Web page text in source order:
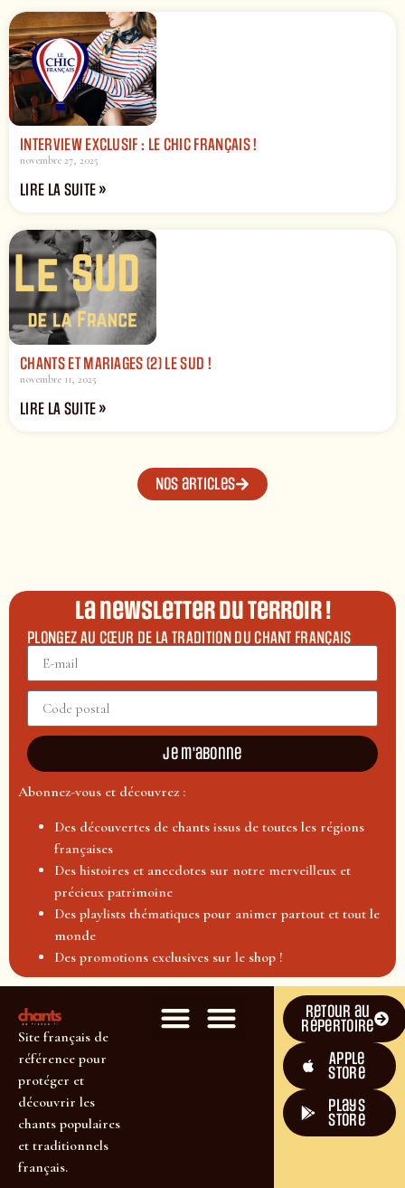
INTERVIEW EXCLUSIF : LE CHIC FRANÇAIS !
novembre 27, 2025
LIRE LA SUITE »
CHANTS ET MARIAGES (2) LE SUD !
novembre 11, 2025
LIRE LA SUITE »
Nos articles
La newsletter du terroir !
PLONGEZ AU CŒUR DE LA TRADITION DU CHANT FRANÇAIS
Je m'abonne
Abonnez-vous et découvrez :
Des découvertes de chants issus de toutes les régions
françaises
Des histoires et anecdotes sur notre merveilleux et
précieux patrimoine
Des playlists thématiques pour animer partout et tout le
monde
Des promotions exclusives sur le shop !
Site français de
référence pour
protéger et
découvrir les
chants populaires
et traditionnels
français.
Retour au
répertoire
Apple
Store
plays
store